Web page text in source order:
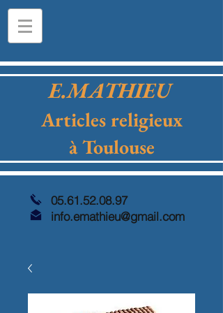
E.MATHIEU
Articles religieux
à Toulouse
05.61.52.08.97
info.emathieu@gmail.com